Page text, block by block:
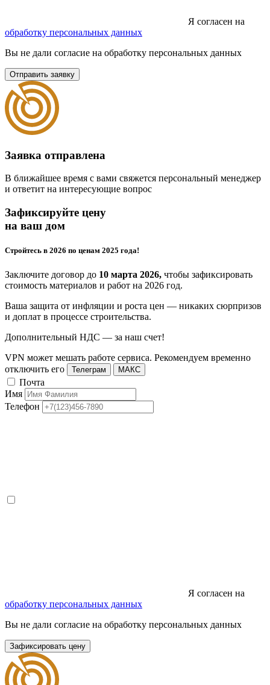
Я согласен на
обработку персональных данных
Вы не дали согласие на обработку персональных данных
Отправить заявку
Заявка отправлена
В ближайшее время с вами свяжется персональный менеджер
и ответит на интересующие вопрос
Зафиксируйте цену
на ваш дом
Стройтесь в 2026 по ценам 2025 года!
Заключите договор до 10 марта 2026, чтобы зафиксировать
стоимость материалов и работ на 2026 год.
Ваша защита от инфляции и роста цен — никаких сюрпризов
и доплат в процессе строительства.
Дополнительный НДС — за наш счет!
VPN может мешать работе сервиса. Рекомендуем временно
отключить его
Телеграм МАКС
Почта
Имя
Телефон
Я согласен на
обработку персональных данных
Вы не дали согласие на обработку персональных данных
Зафиксировать цену